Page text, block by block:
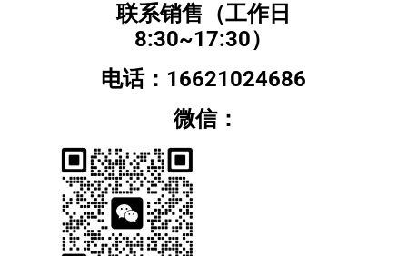
联系销售（工作日
8:30~17:30）
电话：16621024686
微信：